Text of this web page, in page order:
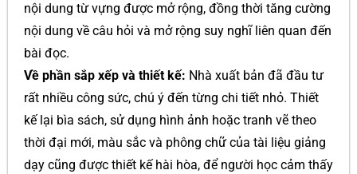
nội dung từ vựng được mở rộng, đồng thời tăng cường
nội dung về câu hỏi và mở rộng suy nghĩ liên quan đến
bài đọc.
Về phần sắp xếp và thiết kế: Nhà xuất bản đã đầu tư
rất nhiều công sức, chú ý đến từng chi tiết nhỏ. Thiết
kế lại bìa sách, sử dụng hình ảnh hoặc tranh vẽ theo
thời đại mới, màu sắc và phông chữ của tài liệu giảng
dạy cũng được thiết kế hài hòa, để người học cảm thấy